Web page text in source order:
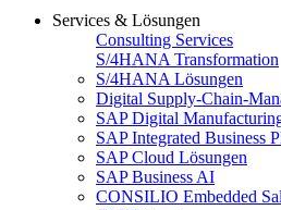
Services & Lösungen
Consulting Services
S/4HANA Transformation
S/4HANA Lösungen
Digital Supply-Chain-
SAP Digital
SAP Integrated Business
SAP Cloud Lösungen
SAP Business AI
CONSILIO Embedded